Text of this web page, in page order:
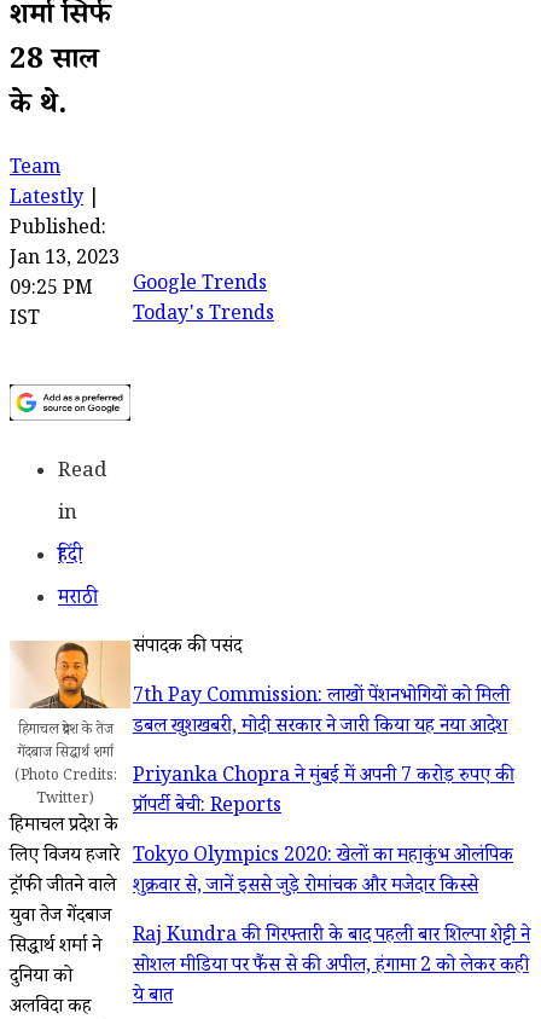
शर्मा सिर्फ
28 साल
के थे.
Team
Latestly
Published:
Jan 13, 2023
09:25 PM
IST
Read
in
हिंदी
मराठी
हिमाचल प्रदेश के तेज
गेंदबाज सिद्धार्थ शर्मा
(Photo Credits:
Twitter)
हिमाचल प्रदेश के
लिए विजय हजारे
ट्रॉफी जीतने वाले
युवा तेज गेंदबाज
सिद्धार्थ शर्मा ने
दुनिया को
अलविदा कह
Google Trends
Today's Trends
संपादक की पसंद
7th Pay Commission: लाखों पेंशनभोगियों को मिली
डबल खुशखबरी, मोदी सरकार ने जारी किया यह नया आदेश
Priyanka Chopra ने मुंबई में अपनी 7 करोड़ रुपए की
प्रॉपर्टी बेची: Reports
Tokyo Olympics 2020: खेलों का महाकुंभ ओलंपिक
शुक्रवार से, जानें इससे जुड़े रोमांचक और मजेदार किस्से
Raj Kundra की गिरफ्तारी के बाद पहली बार शिल्पा शेट्टी ने
सोशल मीडिया पर फैंस से की अपील, हंगामा 2 को लेकर कही
ये बात